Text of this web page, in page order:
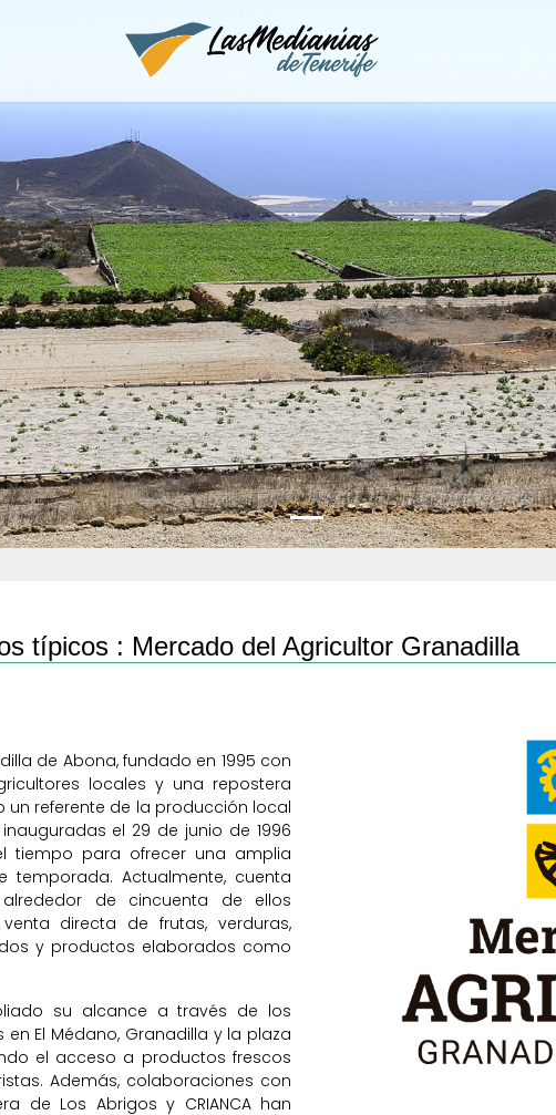
típicos : Mercado del Agricultor Granadilla
de Abona, fundado en 1995 con
locales y una repostera
referente de la producción local
el 29 de junio de 1996
tiempo para ofrecer una amplia
Actualmente, cuenta
de cincuenta de ellos
directa de frutas, verduras,
y productos elaborados como
su alcance a través de los
El Médano, Granadilla y la plaza
el acceso a productos frescos
Además, colaboraciones con
de Los Abrigos y CRIANCA han